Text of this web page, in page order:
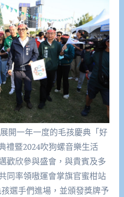
開一年一度的毛孩慶典「好
禮暨2024吹狗螺音樂生活
歡欣參與盛會，與貴賓及多
同率領嗷運會掌旗官蜜柑站
選手們進場，並頒發獎牌予